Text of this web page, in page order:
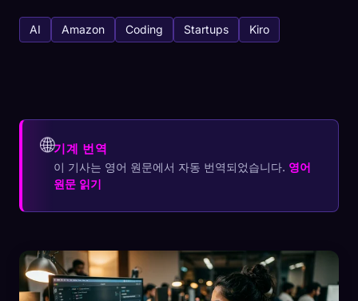
AI Amazon Coding Startups Kiro
🌐기계 번역
이 기사는 영어 원문에서 자동 번역되었습니다. 영어
원문 읽기